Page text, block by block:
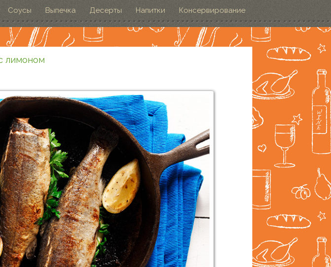
Соусы Выпечка Десерты Напитки Консервирование
лимоном